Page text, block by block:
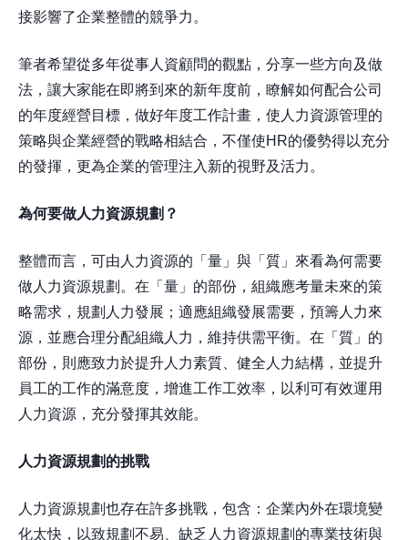
接影響了企業整體的競爭力。
筆者希望從多年從事人資顧問的觀點，分享一些方向及做
法，讓大家能在即將到來的新年度前，瞭解如何配合公司
的年度經營目標，做好年度工作計畫，使人力資源管理的
策略與企業經營的戰略相結合，不僅使HR的優勢得以充分
的發揮，更為企業的管理注入新的視野及活力。
為何要做人力資源規劃？
整體而言，可由人力資源的「量」與「質」來看為何需要
做人力資源規劃。在「量」的部份，組織應考量未來的策
略需求，規劃人力發展；適應組織發展需要，預籌人力來
源，並應合理分配組織人力，維持供需平衡。在「質」的
部份，則應致力於提升人力素質、健全人力結構，並提升
員工的工作的滿意度，增進工作工效率，以利可有效運用
人力資源，充分發揮其效能。
人力資源規劃的挑戰
人力資源規劃也存在許多挑戰，包含：企業內外在環境變
化太快，以致規劃不易、缺乏人力資源規劃的專業技術與